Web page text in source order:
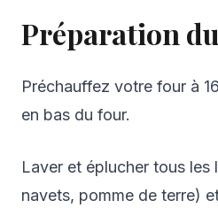
Préparation
Préchauffez votre four à
en bas du four.
Laver et éplucher tous les
navets, pomme de terre)